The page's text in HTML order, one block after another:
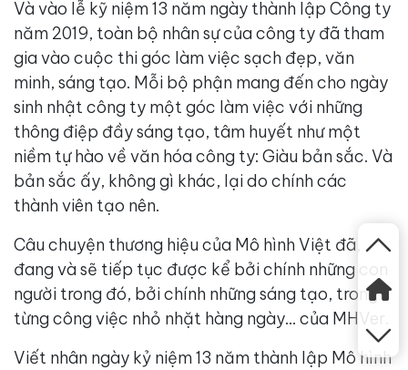
Và vào lễ kỹ niệm 13 năm ngày thành lập Công ty
năm 2019, toàn bộ nhân sự của công ty đã tham
gia vào cuộc thi góc làm việc sạch đẹp, văn
minh, sáng tạo. Mỗi bộ phận mang đến cho ngày
sinh nhật công ty một góc làm việc với những
thông điệp đầy sáng tạo, tâm huyết như một
niềm tự hào về văn hóa công ty: Giàu bản sắc. Và
bản sắc ấy, không gì khác, lại do chính các
thành viên tạo nên.
Câu chuyện thương hiệu của Mô hình Việt đã,
đang và sẽ tiếp tục được kể bởi chính những con
người trong đó, bởi chính những sáng tạo, trong
từng công việc nhỏ nhặt hàng ngày… của MHVer.
Viết nhân ngày kỷ niệm 13 năm thành lập Mô hình